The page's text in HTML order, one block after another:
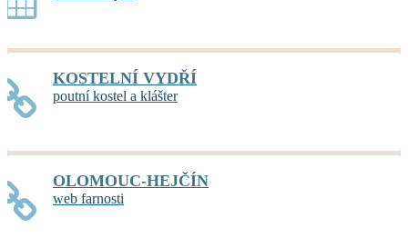
KOSTELNÍ VYDŘÍ
poutní kostel a klášter
OLOMOUC-HEJČÍN
web farnosti